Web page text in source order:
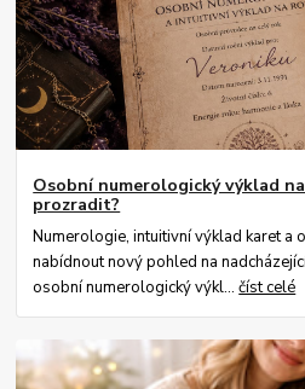
Osobní numerologický výklad
prozradit?
Numerologie, intuitivní výklad karet a
nabídnout nový pohled na
osobní numerologický výkl...číst celé